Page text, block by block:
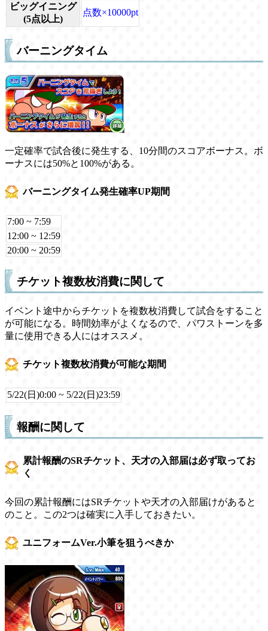
ビッグイニング
(5点以上)
点数×10000pt
バーニングタイム
一定確率で試合後に発生する、10分間のスコアボーナス。ボ
ーナスには50%と100%がある。
バーニングタイム発生確率UP期間
7:00 ~ 7:59
12:00 ~ 12:59
20:00 ~ 20:59
チケット複数枚消費に関して
イベント途中からチケットを複数枚消費して試合をすること
が可能になる。時間効率がよくなるので、パワストーンを多
量に使用できる人にはオススメ。
チケット複数枚消費が可能な期間
5/22(日)0:00 ~ 5/22(日)23:59
報酬に関して
累計報酬のSRチケット、天才の入部届は必ず取ってお
く
今回の累計報酬にはSRチケットや天才の入部届けがあると
のこと。この2つは確実に入手しておきたい。
ユニフォームVer.小筆を狙うべきか